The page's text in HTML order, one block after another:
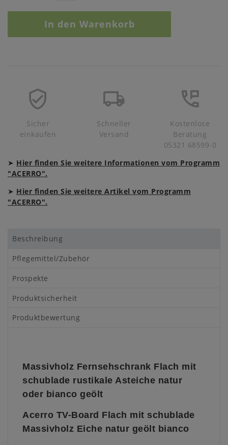
In den Warenkorb
Sicher
einkaufen
Schneller
Versand
Kostenlose
Beratung
05321 68599-0
➤ Hier finden Sie weitere Informationen vom Programm
"ACERRO".
➤ Hier finden Sie weitere Artikel vom Programm
"ACERRO".
Beschreibung
Pflegemittel/Zubehör
Prospekte
Produktsicherheit
Produktbewertung
Massivholz Fernsehschrank Flach mit
schublade rustikale Asteiche natur
oder bianco geölt
Acerro TV-Board Flach mit schublade
Massivholz Eiche natur geölt bianco